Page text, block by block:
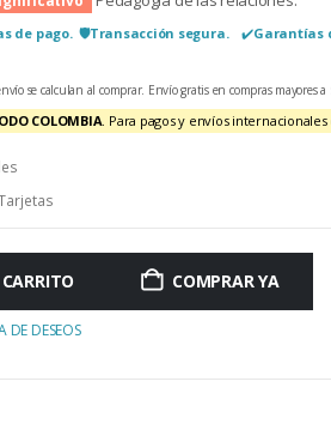
de pago. 🛡️Transacción segura. ✔️​Garantías
se calculan al comprar. Envío gratis en compras mayores
COLOMBIA. Para pagos y envíos
COMPRAR YA
DE DESEOS